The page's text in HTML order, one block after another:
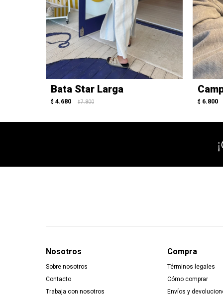
Bata Star Larga
$ 4.680 $ 7.800 $ 6.800
Nosotros
Sobre nosotros
Contacto
Trabaja con nosotros
Compra
Términos legales
Cómo comprar
Envíos y